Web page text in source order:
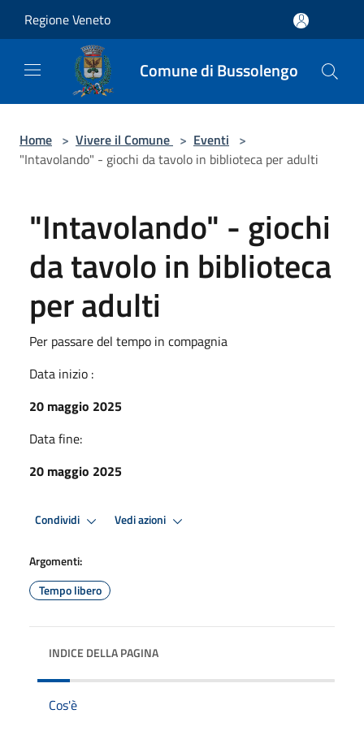
Regione Veneto
Comune di Bussolengo
Home > Vivere il Comune > Eventi >
"Intavolando" - giochi da tavolo in biblioteca per adulti
"Intavolando" - giochi
da tavolo in biblioteca
per adulti
Per passare del tempo in compagnia
Data inizio :
20 maggio 2025
Data fine:
20 maggio 2025
Condividi Vedi azioni
Argomenti:
Tempo libero
INDICE DELLA PAGINA
Cos'è